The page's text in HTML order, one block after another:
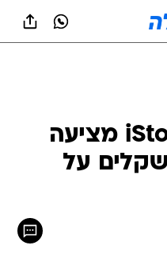
בדרך לאילת? iStore מציעה
על